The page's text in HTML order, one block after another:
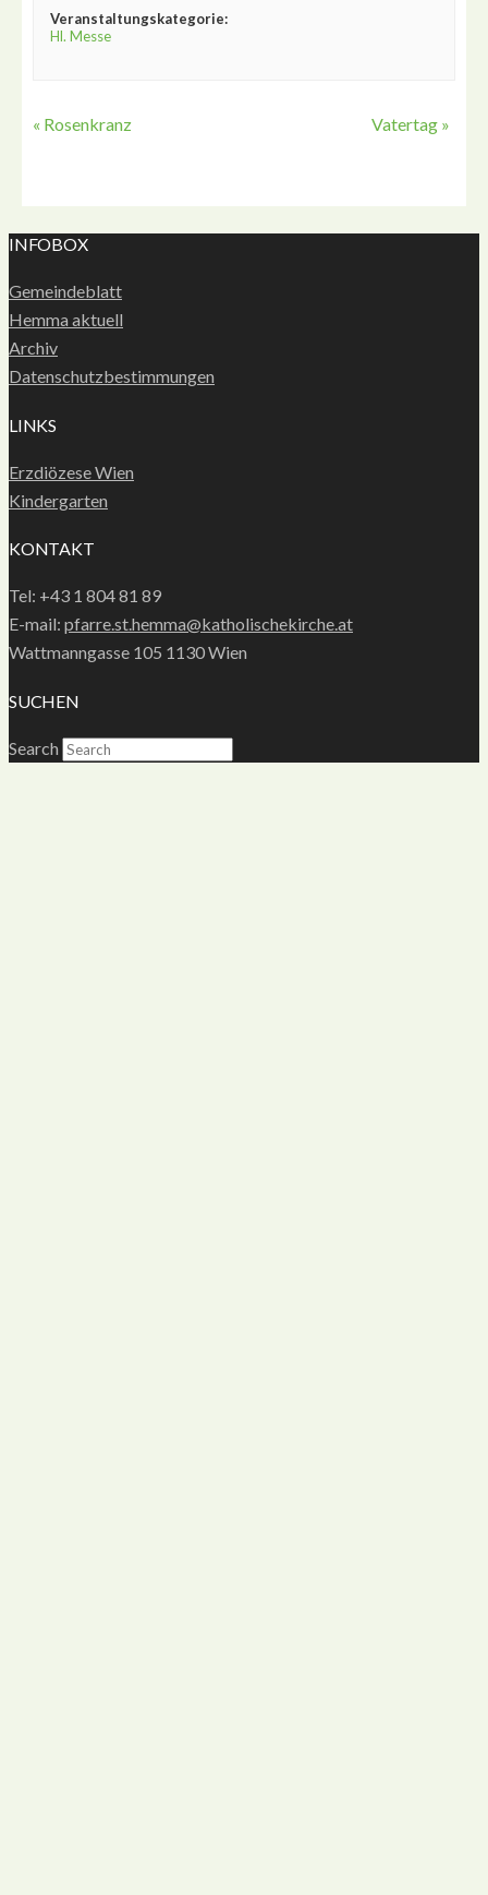
Veranstaltungskategorie:
Hl. Messe
« Rosenkranz Vatertag »
INFOBOX
Gemeindeblatt
Hemma aktuell
Archiv
Datenschutzbestimmungen
LINKS
Erzdiözese Wien
Kindergarten
KONTAKT
Tel: +43 1 804 81 89
E-mail: pfarre.st.hemma@katholischekirche.at
Wattmanngasse 105 1130 Wien
SUCHEN
Search